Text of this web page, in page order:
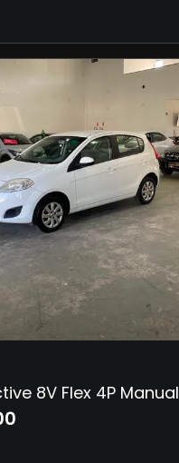
8V Flex 4P Manual